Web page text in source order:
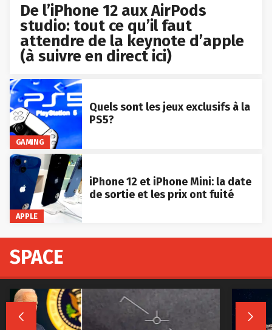
De l’iPhone 12 aux AirPods
studio: tout ce qu’il faut
attendre de la keynote d’apple
(à suivre en direct ici)
GAMING
Quels sont les jeux exclusifs à la
PS5?
APPLE
iPhone 12 et iPhone Mini: la date
de sortie et les prix ont fuité
SPACE
 